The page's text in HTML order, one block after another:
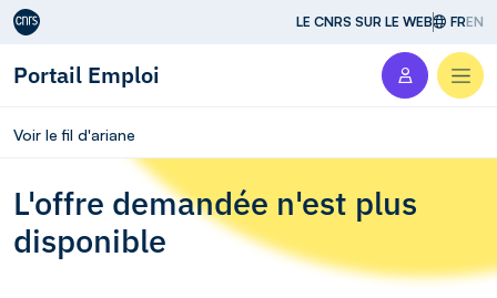
Aller au contenu LE CNRS SUR LE WEB FREN
Portail Emploi
Voir le fil d'ariane
L'offre demandée n'est plus
disponible